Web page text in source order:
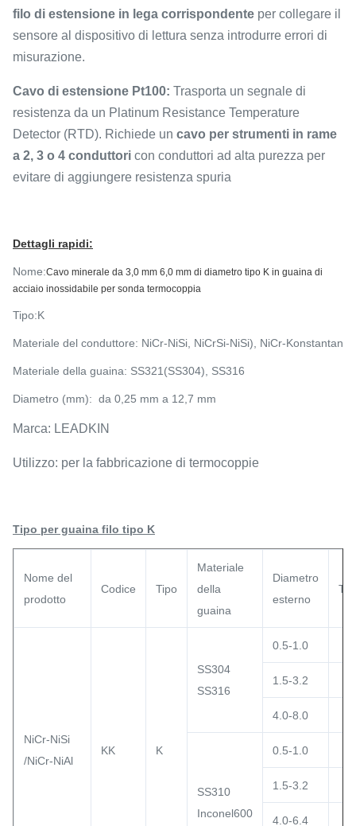
filo di estensione in lega corrispondente per collegare il
sensore al dispositivo di lettura senza introdurre errori di
misurazione.
Cavo di estensione Pt100: Trasporta un segnale di
resistenza da un Platinum Resistance Temperature
Detector (RTD). Richiede un cavo per strumenti in rame
a 2, 3 o 4 conduttori con conduttori ad alta purezza per
evitare di aggiungere resistenza spuria
Dettagli rapidi:
Nome:Cavo minerale da 3,0 mm 6,0 mm di diametro tipo K in guaina di
acciaio inossidabile per sonda termocoppia
Tipo:K
Materiale del conduttore: NiCr-NiSi, NiCrSi-NiSi), NiCr-Konstantan
Materiale della guaina: SS321(SS304), SS316
Diametro (mm): da 0,25 mm a 12,7 mm
Marca: LEADKIN
Utilizzo: per la fabbricazione di termocoppie
Tipo per guaina filo tipo K
Nome del
prodotto
Codice Tipo
Materiale
della
guaina
Diametro
esterno
NiCr-NiSi
/NiCr-NiAl
KK K
SS304
SS316
0.5-1.0
1.5-3.2
4.0-8.0
SS310
Inconel600
0.5-1.0
1.5-3.2
4.0-6.4